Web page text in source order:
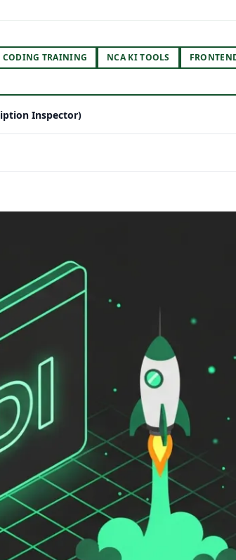
CODING TRAINING NCA KI TOOLS
Inspector)